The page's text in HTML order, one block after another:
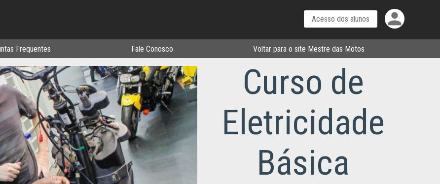
person
Frequentes Fale Conosco Voltar para o site Mestre das Motos
Curso de
Eletricidade
Básica